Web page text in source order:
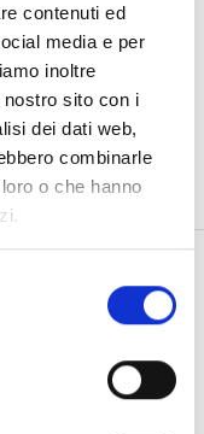
contenuti ed
media e per
inoltre
sito con i
dei dati web,
combinarle
o che hanno